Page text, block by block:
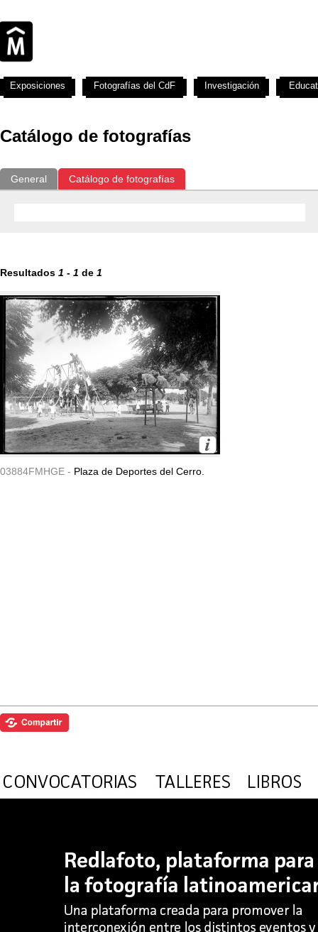
Catálogo de fotografías
General Catálogo de fotografías
Resultados 1 - 1 de 1
03884FMHGE - Plaza de Deportes del Cerro.
Exposiciones Fotografías del CdF Investigación